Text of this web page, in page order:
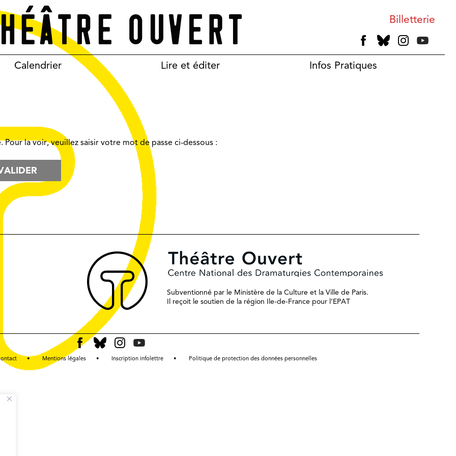
Billetterie
Calendrier Lire et éditer Infos Pratiques
la voir, veuillez saisir votre mot de passe ci-dessous :
Subventionné par le Ministère de la Culture et la Ville de Paris.
Il reçoit le soutien de la région Ile-de-France pour l’EPAT
Mentions légales Inscription infolettre Politique de protection des données personnelles